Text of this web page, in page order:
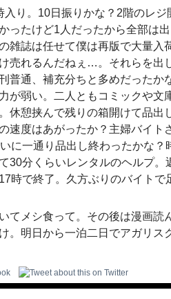
入り。10日振りかな？2階のレ
ったけど1人だったから全部は
雑誌は任せて僕は再版で大量
売れるんだねぇ…。それらを出
普通、補充分ちと多めだった
が弱い。二人ともコミックや
休憩挟んで残りの箱開けて品出
速度はあがったか？主婦バイ
に一通り品出し終わったかな
30分くらいレンタルのヘルプ
時で終了。久方ぶりのバイト
てメシ食って。その後は漫画
。明日から一泊二日でアガリ